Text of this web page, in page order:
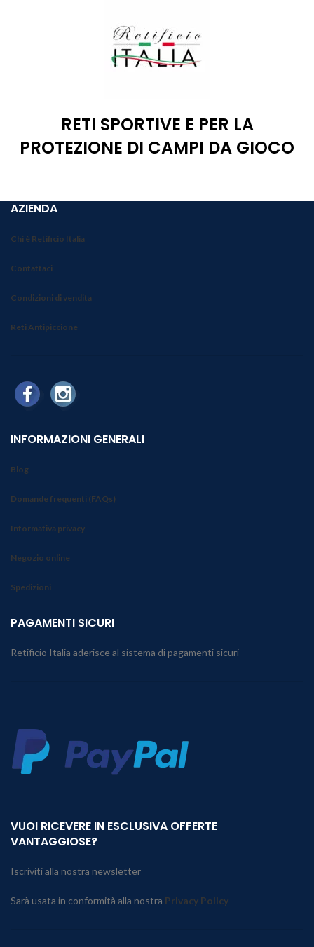
RETI SPORTIVE E PER LA
PROTEZIONE DI CAMPI DA GIOCO
AZIENDA
Chi è Retificio Italia
Contattaci
Condizioni di vendita
Reti Antipiccione
INFORMAZIONI GENERALI
Blog
Domande frequenti (FAQs)
Informativa privacy
Negozio online
Spedizioni
PAGAMENTI SICURI
Retificio Italia aderisce al sistema di pagamenti sicuri
VUOI RICEVERE IN ESCLUSIVA OFFERTE
VANTAGGIOSE?
Iscriviti alla nostra newsletter
Sarà usata in conformità alla nostra Privacy Policy